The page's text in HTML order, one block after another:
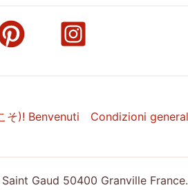
そ)! Benvenuti Condizioni
Gaud 50400 Granville